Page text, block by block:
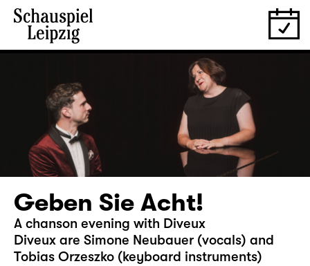
Geben Sie Acht!
A chanson evening with Diveux
Diveux are Simone Neubauer (vocals) and
Tobias Orzeszko (keyboard instruments)